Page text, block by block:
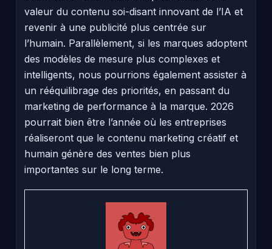
valeur du contenu soi-disant innovant de l’IA et
revenir à une publicité plus centrée sur
l’humain. Parallèlement, si les marques adoptent
des modèles de mesure plus complexes et
intelligents, nous pourrions également assister à
un rééquilibrage des priorités, en passant du
marketing de performance à la marque. 2026
pourrait bien être l’année où les entreprises
réaliseront que le contenu marketing créatif et
humain génère des ventes bien plus
importantes sur le long terme.